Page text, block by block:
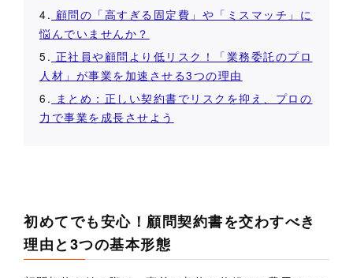
4. 顧問の「高すぎる固定費」や「ミスマッチ」に
悩んでいませんか？
5. 正社員や顧問より低リスク！「業務委託のプロ
人材」が事業を加速させる3つの理由
6. まとめ：正しい契約書でリスクを抑え、プロの
力で事業を成長させよう
初めてでも安心！顧問契約書を交わすべき
理由と3つの基本形態